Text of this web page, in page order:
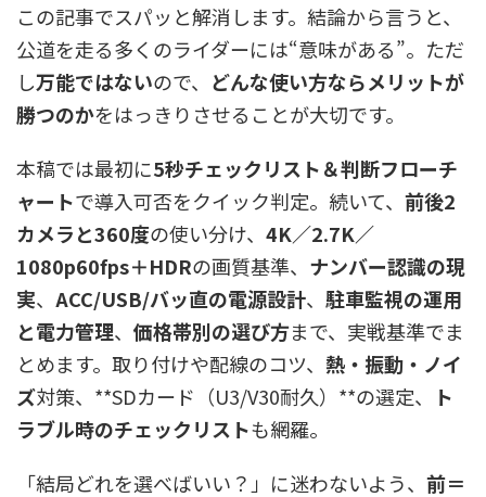
この記事でスパッと解消します。結論から言うと、
公道を走る多くのライダーには“意味がある”。ただ
し万能ではないので、 どんな使い方ならメリットが
勝つのかをはっきりさせることが大切です。
本稿では最初に5秒チェックリスト＆判断フローチ
ャートで導入可否をクイック判定。続いて、 前後2
カメラと360度の使い分け、 4K／2.7K／
1080p60fps＋HDRの画質基準、 ナンバー認識の現
実、 ACC/USB/バッ直の電源設計、 駐車監視の運用
と電力管理、 価格帯別の選び方まで、実戦基準でま
とめます。取り付けや配線のコツ、 熱・振動・ノイ
ズ対策、**SDカード（U3/V30耐久）**の選定、
ト
ラブル時のチェックリストも網羅。
「結局どれを選べばいい？」に迷わないよう、 前＝